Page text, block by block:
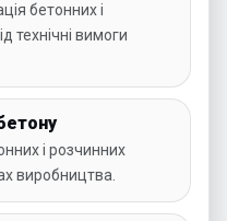
бетонних і
технічні вимоги
і розчинних
виробництва.